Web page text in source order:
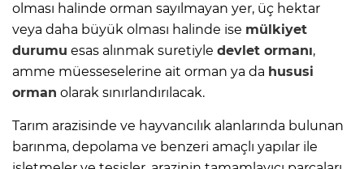
olması halinde orman sayılmayan yer, üç hektar
veya daha büyük olması halinde ise mülkiyet
durumu esas alınmak suretiyle devlet ormanı,
amme müesseselerine ait orman ya da hususi
orman olarak sınırlandırılacak.
Tarım arazisinde ve hayvancılık alanlarında bulunan
barınma, depolama ve benzeri amaçlı yapılar ile